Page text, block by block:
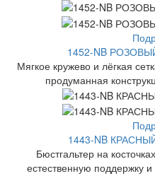
1452-NB
Мягкое кружево и лёгкая
продуманная
1443-NB
Бюстгальтер на
естественную поддержку